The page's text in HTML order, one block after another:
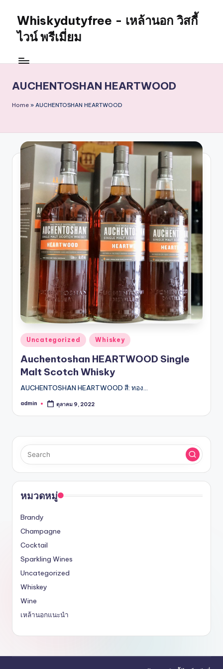
content
Whiskydutyfree - เหล้านอก วิสกี้
ไวน์ พรีเมี่ยม
สุรา
นอก
ไวน์
เมี่
ยม
alcoholdrinkstore
ตี
ของ
เเท้
รับ
ประกัน
สินค้า
ส่ง
หน้า
2024
AUCHENTOSHAN HEARTWOOD
Home » AUCHENTOSHAN HEARTWOOD
Posted
in
Uncategorized Whiskey
Auchentoshan HEARTWOOD Single
Malt Scotch Whisky
AUCHENTOSHAN HEARTWOOD สี: ทอง…
Posted
admin ตุลาคม 9, 2022
หมวดหมู่
Brandy
Champagne
Cocktail
Sparkling Wines
Uncategorized
Whiskey
Wine
เหล้านอกแนะนำ